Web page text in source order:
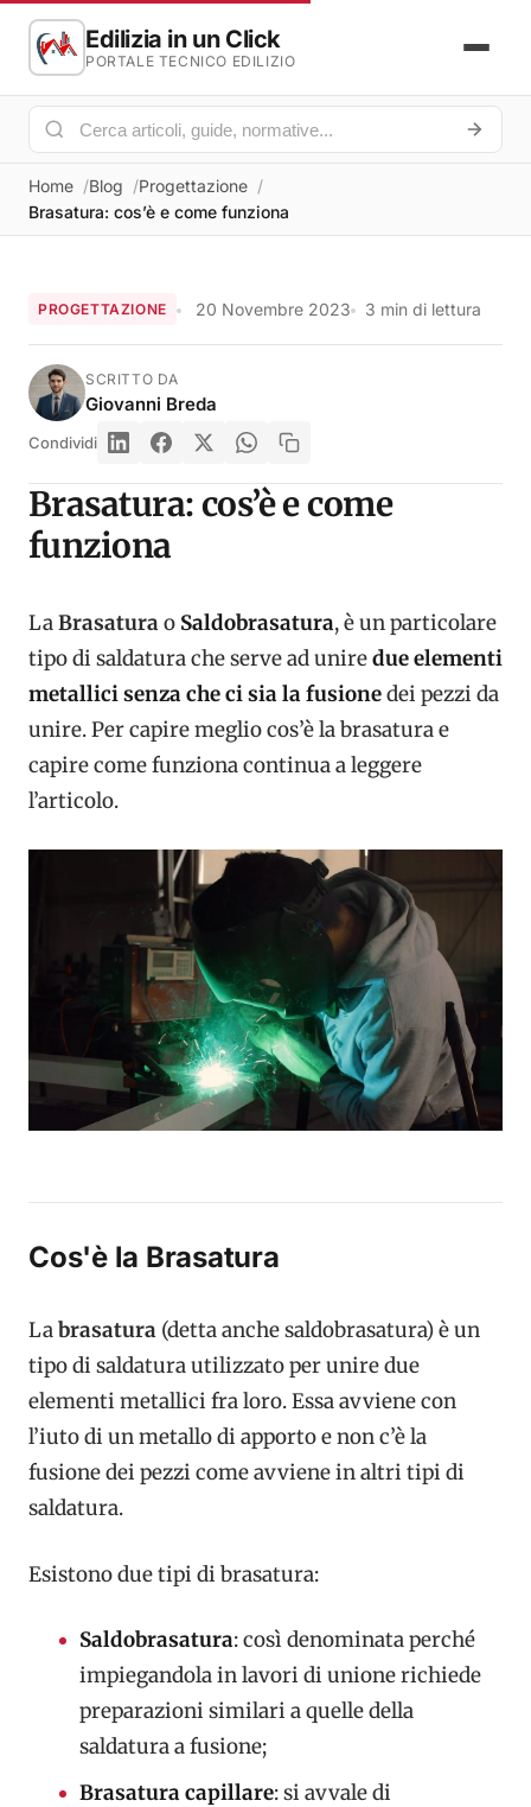
Edilizia in un Click
PORTALE TECNICO EDILIZIO
Home Blog
Progettazione
Brasatura: cos’è e come funziona
PROGETTAZIONE 20 Novembre 2023 3 min di lettura
SCRITTO DA
Giovanni Breda
Condividi
Brasatura: cos’è e come
funziona
LaBrasaturao Saldobrasatura, è un particolare
tipo di saldatura che serve ad uniredue elementi
metallici senzache ci sia lafusionedei pezzi da
unire. Per capire meglio cos’è la brasatura e
capire come funziona continua a leggere
l’articolo.
Cos'è la Brasatura
Labrasatura (detta anche saldobrasatura) è un
tipo di saldatura utilizzato per unire due
elementi metallici fra loro. Essa avviene con
l’iuto di un metallo di apporto e non c’è la
fusione dei pezzi come avviene in altri tipi di
saldatura.
Esistono due tipi di brasatura:
Saldobrasatura: così denominata perché
impiegandola in lavori di unione richiede
preparazioni similari a quelle della
saldatura a fusione;
Brasatura capillare: si avvale di